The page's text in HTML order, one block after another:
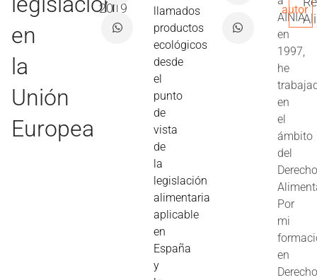
en
la
Unión
Europea
2019
llamados
productos
ecológicos
desde
el
punto
de
vista
de
la
legislación
alimentaria
aplicable
en
España
y
AINIA
en
1997,
he
en
el
ámbito
del
Por
mi
en
autor